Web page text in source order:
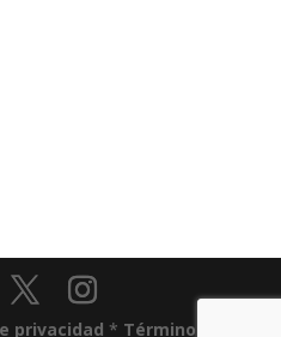
privacidad * Términos y